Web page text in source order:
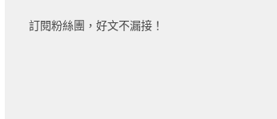
訂閱粉絲團，好文不漏接！